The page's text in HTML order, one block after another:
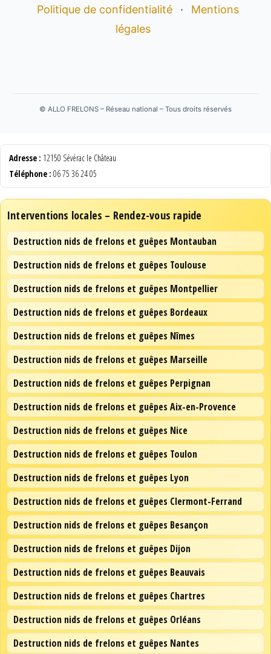
Politique de confidentialité ·
Mentions
légales
© ALLO FRELONS – Réseau national – Tous droits réservés
Adresse : 12150 Sévérac le Château
Téléphone : 06 75 36 24 05
Interventions locales – Rendez-vous rapide
Destruction nids de frelons et guêpes Montauban
Destruction nids de frelons et guêpes Toulouse
Destruction nids de frelons et guêpes Montpellier
Destruction nids de frelons et guêpes Bordeaux
Destruction nids de frelons et guêpes Nîmes
Destruction nids de frelons et guêpes Marseille
Destruction nids de frelons et guêpes Perpignan
Destruction nids de frelons et guêpes Aix-en-Provence
Destruction nids de frelons et guêpes Nice
Destruction nids de frelons et guêpes Toulon
Destruction nids de frelons et guêpes Lyon
Destruction nids de frelons et guêpes Clermont-Ferrand
Destruction nids de frelons et guêpes Besançon
Destruction nids de frelons et guêpes Dijon
Destruction nids de frelons et guêpes Beauvais
Destruction nids de frelons et guêpes Chartres
Destruction nids de frelons et guêpes Orléans
Destruction nids de frelons et guêpes Nantes